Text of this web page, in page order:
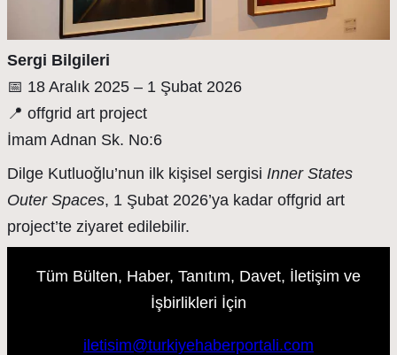
Sergi Bilgileri
📅 18 Aralık 2025 – 1 Şubat 2026
📍 offgrid art project
İmam Adnan Sk. No:6
Dilge Kutluoğlu’nun ilk kişisel sergisi Inner States
Outer Spaces, 1 Şubat 2026’ya kadar offgrid art
project’te ziyaret edilebilir.
Tüm Bülten, Haber, Tanıtım, Davet, İletişim ve
İşbirlikleri İçin
iletisim@turkiyehaberportali.com